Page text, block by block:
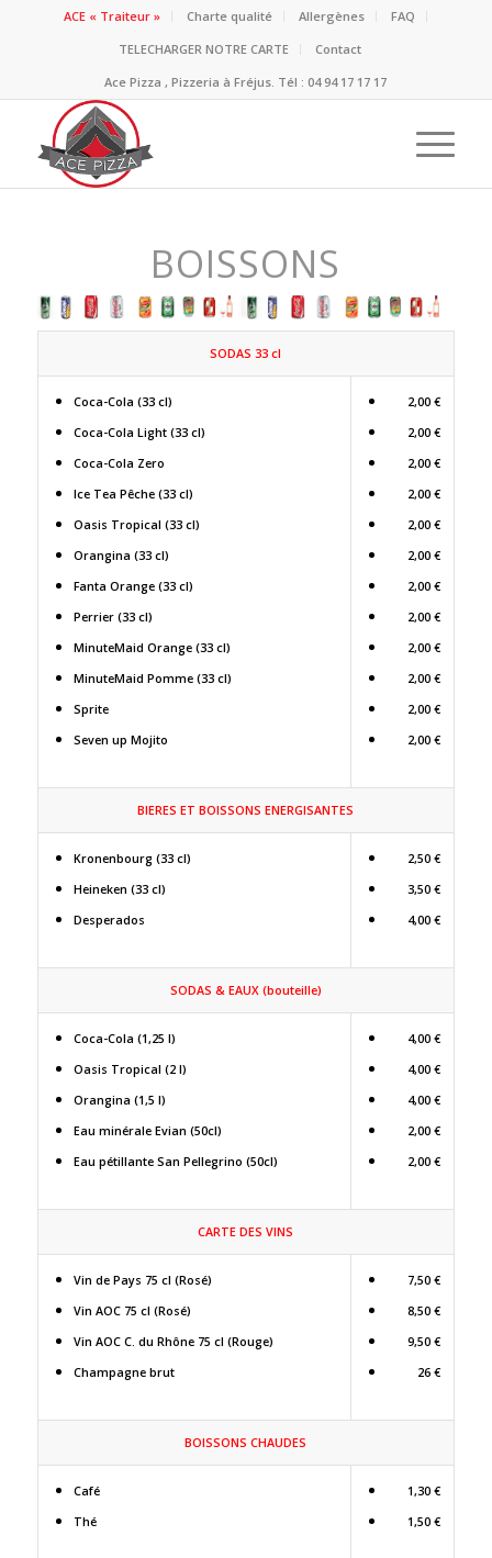
ACE « Traiteur » Charte qualité Allergènes
FAQ
TELECHARGER NOTRE CARTE
Contact
Ace Pizza , Pizzeria à Fréjus. Tél : 04 94 17 17 17
BOISSONS
SODAS 33 cl
Coca-Cola (33 cl)
Coca-Cola Light (33 cl)
Coca-Cola Zero
Ice Tea Pêche (33 cl)
Oasis Tropical (33 cl)
Orangina (33 cl)
Fanta Orange (33 cl)
Perrier (33 cl)
MinuteMaid Orange (33 cl)
MinuteMaid Pomme (33 cl)
Sprite
Seven up Mojito
2,00 €
2,00 €
2,00 €
2,00 €
2,00 €
2,00 €
2,00 €
2,00 €
2,00 €
2,00 €
2,00 €
2,00 €
BIERES ET BOISSONS ENERGISANTES
Kronenbourg (33 cl)
Heineken (33 cl)
Desperados
2,50 €
3,50 €
4,00 €
SODAS & EAUX (bouteille)
Coca-Cola (1,25 l)
Oasis Tropical (2 l)
Orangina (1,5 l)
Eau minérale Evian (50cl)
Eau pétillante San Pellegrino (50cl)
4,00 €
4,00 €
4,00 €
2,00 €
2,00 €
CARTE DES VINS
Vin de Pays 75 cl (Rosé)
Vin AOC 75 cl (Rosé)
Vin AOC C. du Rhône 75 cl (Rouge)
Champagne brut
7,50 €
8,50 €
9,50 €
26 €
BOISSONS CHAUDES
Café
Thé
1,30 €
1,50 €